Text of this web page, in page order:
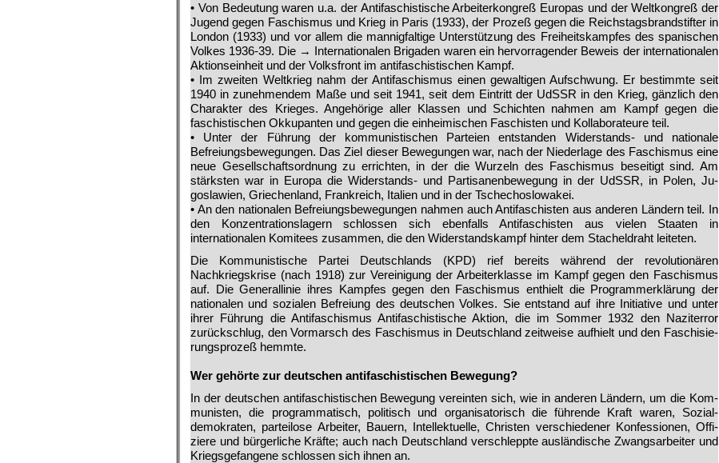
• Von Bedeutung waren u.a. der Antifaschistische Arbeiter­kongreß Europas und der Welt­kongreß der
Jugend gegen Fa­schismus und Krieg in Paris (1933), der Prozeß gegen die Reichstagsbrandstifter in
London (1933) und vor allem die mannig­faltige Unterstützung des Frei­heitskampfes des spanischen
Volkes 1936-39. Die → Interna­tionalen Brigaden waren ein her­vorragender Beweis der inter­nationalen
Aktionseinheit und der Volksfront im antifaschisti­schen Kampf.
• Im zweiten Welt­krieg nahm der Antifaschismus einen gewalti­gen Aufschwung. Er bestimmte seit
1940 in zunehmendem Maße und seit 1941, seit dem Eintritt der UdSSR in den Krieg, gänzlich den
Charakter des Krieges. Ange­hörige aller Klassen und Schich­ten nahmen am Kampf gegen die
faschistischen Okkupanten und gegen die einheimischen Faschi­sten und Kollaborateure teil.
• Un­ter der Führung der kommunisti­schen Parteien entstanden Wider­stands- und nationale
Befreiungs­bewegungen. Das Ziel dieser Be­wegungen war, nach der Nieder­lage des Faschismus eine
neue Gesellschaftsordnung zu errich­ten, in der die Wurzeln des Fa­schismus beseitigt sind. Am
stärksten war in Europa die Wi­derstands- und Partisanenbewe­gung in der UdSSR, in Polen, Ju­
goslawien, Griechenland, Frank­reich, Italien und in der Tsche­choslowakei.
• An den nationalen Befreiungsbewegungen nahmen auch Antifaschisten aus anderen Ländern teil. In
den Kon­zentrationslagern schlossen sich ebenfalls Antifaschisten aus vie­len Staaten in
internationalen Komitees zusammen, die den Wi­derstandskampf hinter dem Stacheldraht leiteten.
Die Kom­munistische Partei Deutschlands (KPD) rief bereits während der revolutionären
Nachkriegskrise (nach 1918) zur Vereinigung der Arbeiterklasse im Kampf gegen den Faschismus
auf. Die Generallinie ihres Kampfes gegen den Faschismus ent­hielt die Programmerklärung der
nationalen und sozialen Befreiung des deutschen Volkes. Sie entstand auf ihre Initiative und unter
ihrer Führung die Antifaschismus Antifaschistische Aktion, die im Sommer 1932 den Naziterror
zurückschlug, den Vormarsch des Faschismus in Deutschland zeit­weise aufhielt und den Faschisie­
rungsprozeß hemmte.
Wer gehörte zur deutschen antifaschistischen Bewegung?
In der deutschen antifaschistischen Be­wegung vereinten sich, wie in anderen Ländern, um die Kom­
munisten, die programmatisch, politisch und organisatorisch die führende Kraft waren, Sozial­
demokraten, parteilose Arbeiter, Bauern, Intellektuelle, Christen verschiedener Konfessionen, Offi­
ziere und bürgerliche Kräfte; auch nach Deutschland verschleppte ausländische Zwangsarbeiter und
Kriegsgefangene schlossen sich ihnen an.